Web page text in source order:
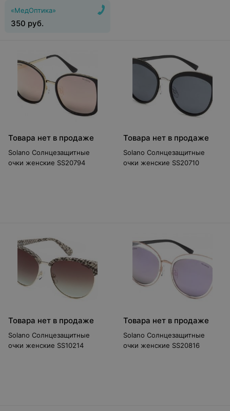
«МедОптика»
350 руб.
Товара нет в продаже
Solano Солнцезащитные
очки женские SS20794
Товара нет в продаже
Solano Солнцезащитные
очки женские SS20710
Товара нет в продаже
Solano Солнцезащитные
очки женские SS10214
Товара нет в продаже
Solano Солнцезащитные
очки женские SS20816